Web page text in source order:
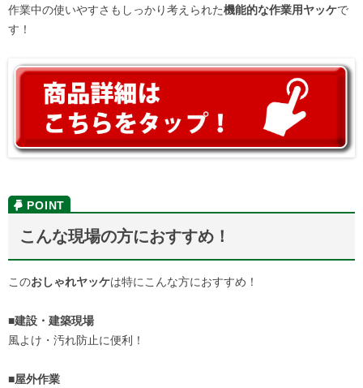
作業中の使いやすさもしっかり考えられた機能的な作業用ヤッケで
す！
こんな現場の方におすすめ！
このおしゃれヤッケは特にこんな方におすすめ！
■建設・建築現場
風よけ・汚れ防止に便利！
■屋外作業